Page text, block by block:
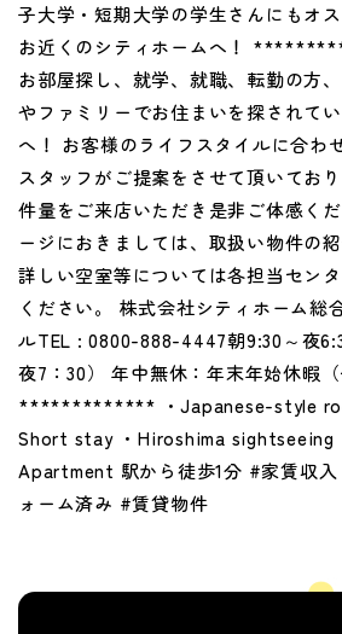
子大学・短期大学の学生さんにもオ
お近くのシティホームへ！
お部屋探し、就学、就職、転勤の方
やファミリーでお住まいを探されて
へ！ お客様のライフスタイルに合わ
スタッフがご提案をさせて頂いてお
件量をご来店いただき是非ご体感く
ージにおきましては、取扱い物件の
詳しい空室等については各担当セン
ください。 株式会社シティホーム総
ルTEL : 0800-888-4447朝9:30～夜
夜7：30） 年中無休：年末年始休暇（
************* ・Japanese-style
Short stay ・Hiroshima sightseeing
Apartment 駅から徒歩1分 #家賃収入
ォーム済み #賃貸物件